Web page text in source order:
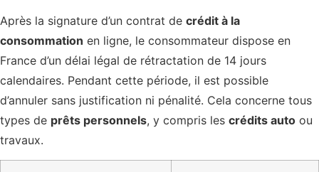
Après la signature d’un contrat de crédit à la
consommation en ligne, le consommateur dispose en
France d’un délai légal de rétractation de 14 jours
calendaires. Pendant cette période, il est possible
d’annuler sans justification ni pénalité. Cela concerne tous
types de prêts personnels, y compris les crédits auto ou
travaux.